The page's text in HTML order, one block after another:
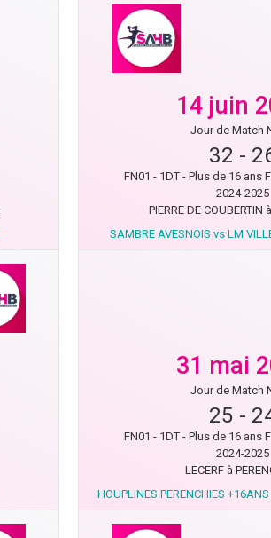
14 juin
Jour de Match
32 -
FN01 - 1DT - Plus de 16 ans
2024-2025
PIERRE DE COUBERTIN
SAMBRE AVESNOIS vs LM
31 mai
Jour de Match
25 -
FN01 - 1DT - Plus de 16 ans
2024-2025
LECERF à
HOUPLINES PERENCHIES